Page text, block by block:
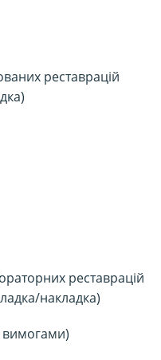
реставрацій
реставрацій
накладка)